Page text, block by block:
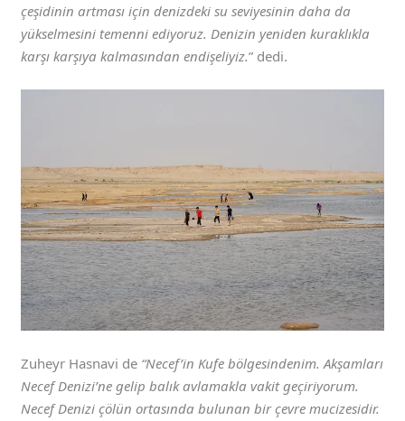
çeşidinin artması için denizdeki su seviyesinin daha da
yükselmesini temenni ediyoruz. Denizin yeniden kuraklıkla
karşı karşıya kalmasından endişeliyiz.” dedi.
Zuheyr Hasnavi de “Necef’in Kufe bölgesindenim. Akşamları
Necef Denizi’ne gelip balık avlamakla vakit geçiriyorum.
Necef Denizi çölün ortasında bulunan bir çevre mucizesidir.